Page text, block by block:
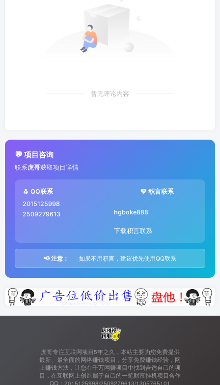
暂无评论内容
💬 项目咨询
联系 虎哥获取项目详情
🐧 QQ联系
2015125998
2509279613
💚 积言联系
hgboke888
下载积言联系
📢 注意： 如果不用积言，建议优先使用QQ联系
虎哥专注互联网项目5年之久，本站主要为您免费提供
最新、最全面的网络赚钱项目，分享免费赚钱经验，网
上赚钱方法，让您在千万网赚项目中找到合适自己的项
目，在互联网上创造属于自己的一笔财富挂机项目合作
QQ：2015125998/2509279613/1305765101